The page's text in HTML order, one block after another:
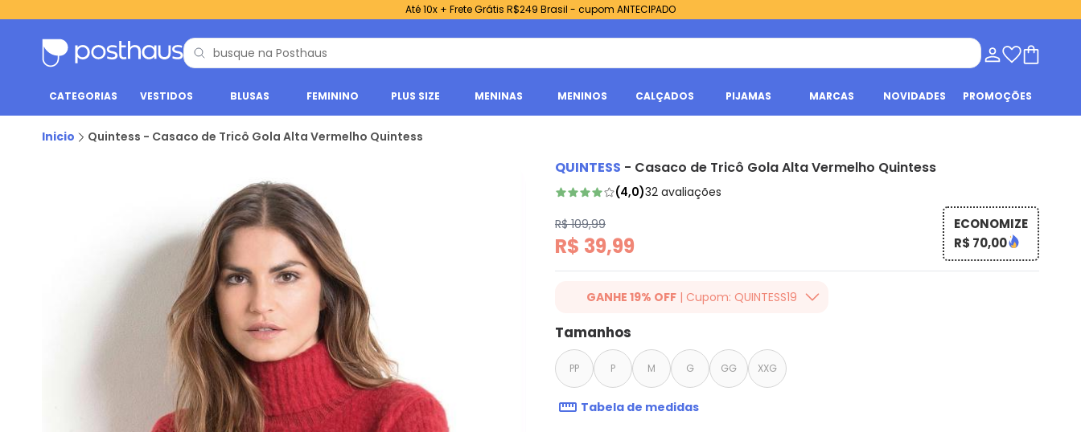
Até 10x + Frete Grátis R$249 Brasil - cupom ANTECIPADO
CATEGORIAS VESTIDOS BLUSAS FEMININO PLUS SIZE MENINAS MENINOS CALÇADOS PIJAMAS MARCAS NOVIDADES PROMOÇÕES
Inicio Quintess - Casaco de Tricô Gola Alta Vermelho Quintess
QUINTESS - Casaco de Tricô Gola Alta Vermelho Quintess
(4,0)32 avaliações
R$ 109,99
R$ 39,99
ECONOMIZE
R$ 70,00
GANHE 19% OFF | Cupom: QUINTESS19
Ganhe 19% OFF Extra em qualquer valor, usando o
cupom: QUINTESS19. Válido para toda loja Quintess,
até 07/08/2026.
Tamanhos
PP P M G GG XXG
Tabela de medidas